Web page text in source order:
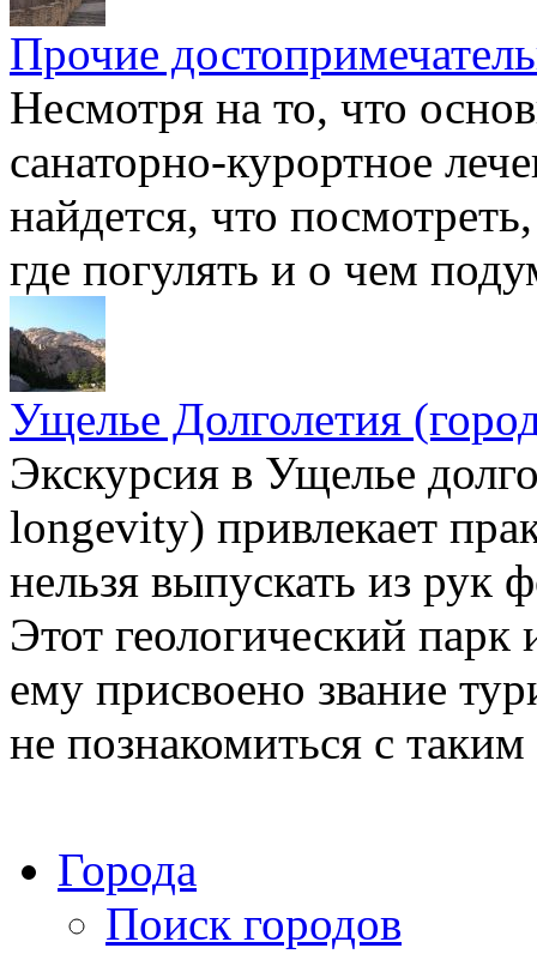
Прочие
Несмотря на то, что
санаторно-курортное
найдется, что
где погулять и о чем
Ущелье Долголетия
Экскурсия в Ущелье
longevity) привлекает
нельзя выпускать из рук
Этот геологический
ему присвоено звание
не познакомиться с
Города
Поиск городов